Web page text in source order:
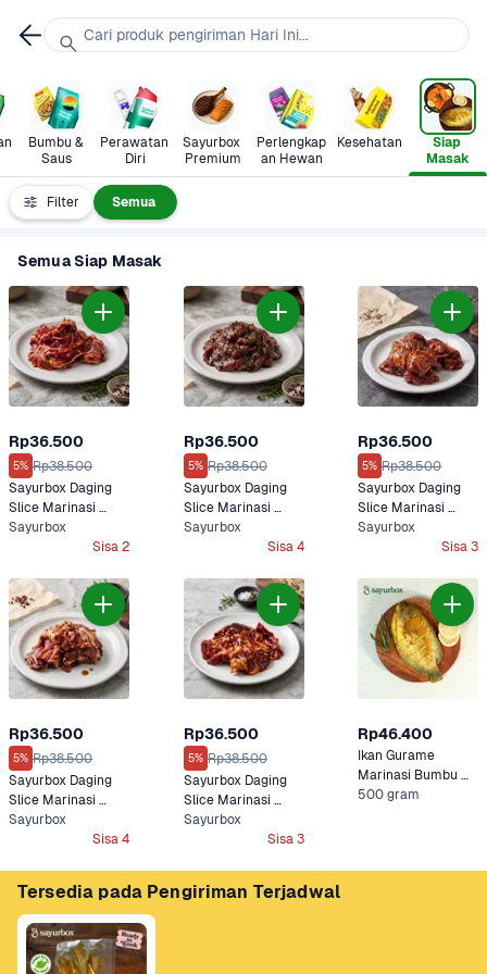
Bumbu &
Saus
Perawatan
Diri
Sayurbox
Premium
Perlengkap
an Hewan
Kesehatan
Siap
Masak
Filter Semua
Semua Siap Masak
Rp36.500
5% Rp38.500
Sayurbox Daging
Slice Marinasi
Barbeque 250
Sayurbox
Sisa 2
Rp36.500
5% Rp38.500
Sayurbox Daging
Slice Marinasi
Blackpepper 250
Sayurbox
Sisa 4
Rp36.500
5% Rp38.500
Sayurbox Daging
Slice Marinasi
Yakiniku 250 gram
Sayurbox
Sisa 3
Rp36.500
5% Rp38.500
Sayurbox Daging
Slice Marinasi
Teriyaki 250 gram
Sayurbox
Sisa 4
Rp36.500
5% Rp38.500
Sayurbox Daging
Slice Marinasi
Bulgogi 250 gram
Sayurbox
Sisa 3
Rp46.400
Ikan Gurame
Marinasi Bumbu
Kuning Sayurbox
500 gram
Tersedia pada Pengiriman Terjadwal
Cari produk pengiriman Hari Ini...